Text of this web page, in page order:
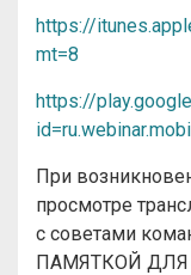
https://
mt=8
https://
При
просмотре
с советами
ПАМЯТКОЙ ДЛЯ